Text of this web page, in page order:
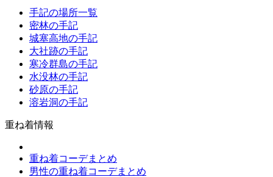
手記の場所一覧
密林の手記
城塞高地の手記
大社跡の手記
寒冷群島の手記
水没林の手記
砂原の手記
溶岩洞の手記
重ね着情報
重ね着コーデまとめ
男性の重ね着コーデまとめ